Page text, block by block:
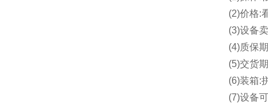
(2)价格:
(3)设备
(4)质保
(5)交货
(6)装箱:
(7)设备